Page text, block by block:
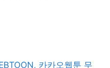
카카오웹툰 무